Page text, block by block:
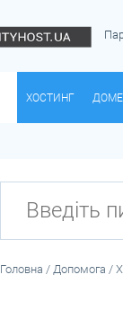
ХОСТИНГ
Головна / Допомога /